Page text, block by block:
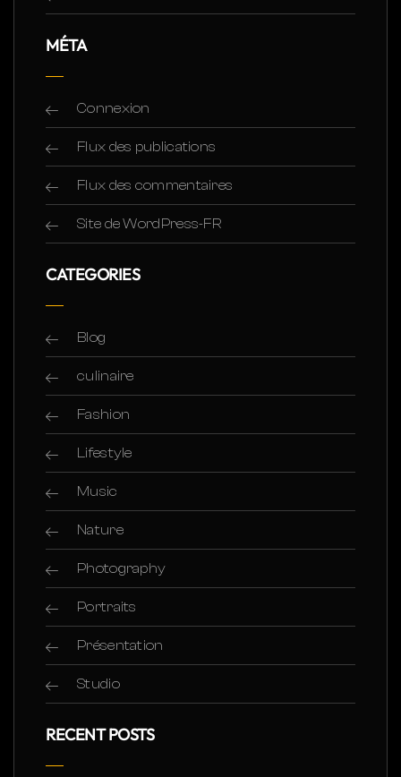
MÉTA
Connexion
Flux des publications
Flux des commentaires
Site de WordPress-FR
CATEGORIES
Blog
culinaire
Fashion
Lifestyle
Music
Nature
Photography
Portraits
Présentation
Studio
RECENT POSTS